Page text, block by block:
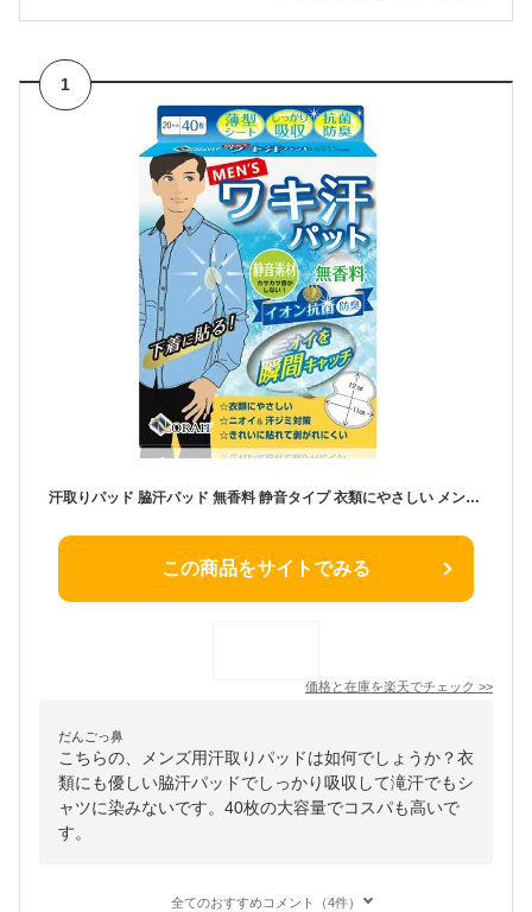
1
汗取りパッド 脇汗パッド 無香料 静音タイプ 衣類にやさしい メンズ 20組40枚入り 男女兼用 NORAH
この商品をサイトでみる
価格と在庫を楽天でチェック >>
だんごっ鼻
こちらの、メンズ用汗取りパッドは如何でしょうか？衣
類にも優しい脇汗パッドでしっかり吸収して滝汗でもシ
ャツに染みないです。40枚の大容量でコスパも高いで
す。
全てのおすすめコメント（4件）